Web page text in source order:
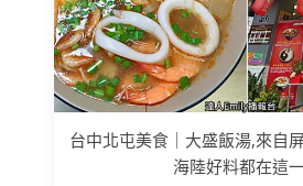
台中北屯美食｜大盛飯湯,來自
海陸好料都在這